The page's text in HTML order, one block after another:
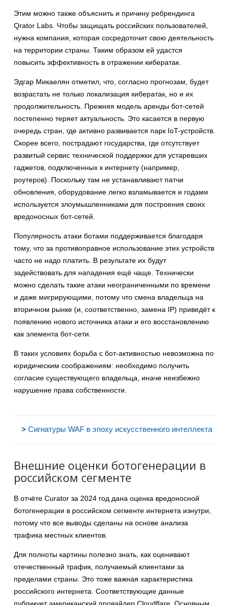
Этим можно также объяснить и причину ребрендинга
Qrator Labs. Чтобы защищать российских пользователей,
нужна компания, которая сосредоточит свою деятельность
на территории страны. Таким образом ей удастся
повысить эффективность в отражении кибератак.
Эдгар Микаелян отметил, что, согласно прогнозам, будет
возрастать не только локализация кибератак, но и их
продолжительность. Прежняя модель аренды бот-сетей
постепенно теряет актуальность. Это касается в первую
очередь стран, где активно развивается парк IoT-устройств.
Скорее всего, пострадают государства, где отсутствует
развитый сервис технической поддержки для устаревших
гаджетов, подключенных к интернету (например,
роутеров). Поскольку там не устанавливают патчи
обновления, оборудование легко взламывается и годами
используется злоумышленниками для построения своих
вредоносных бот-сетей.
Популярность атаки ботами поддерживается благодаря
тому, что за противоправное использование этих устройств
часто не надо платить. В результате их будут
задействовать для нападения ещё чаще. Технически
можно сделать такие атаки неограниченными по времени
и даже мигрирующими, потому что смена владельца на
вторичном рынке (и, соответственно, замена IP) приведёт к
появлению нового источника атаки и его восстановлению
как элемента бот-сети.
В таких условиях борьба с бот-активностью невозможна по
юридическим соображениям: необходимо получить
согласие существующего владельца, иначе неизбежно
нарушение права собственности.
> Сигнатуры WAF в эпоху искусственного интеллекта
Внешние оценки ботогенерации в
российском сегменте
В отчёте Curator за 2024 год дана оценка вредоносной
ботогенерации в российском сегменте интернета изнутри,
потому что все выводы сделаны на основе анализа
трафика местных клиентов.
Для полноты картины полезно знать, как оценивают
отечественный трафик, получаемый клиентами за
пределами страны. Это тоже важная характеристика
российского интернета. Соответствующие данные